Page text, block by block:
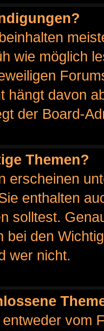
wie möglich
hängt davon
der Board-
Themen?
erscheinen
enthalten
solltest.
bei den
wer nicht.
vom